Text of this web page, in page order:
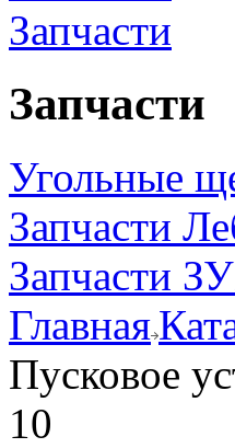
Запчасти
Запчасти
Угольные
Запчасти
Запчасти
Главная
Пусковое
10